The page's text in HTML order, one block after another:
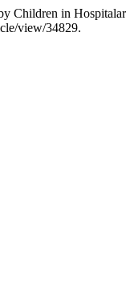
Children in
view/34829.